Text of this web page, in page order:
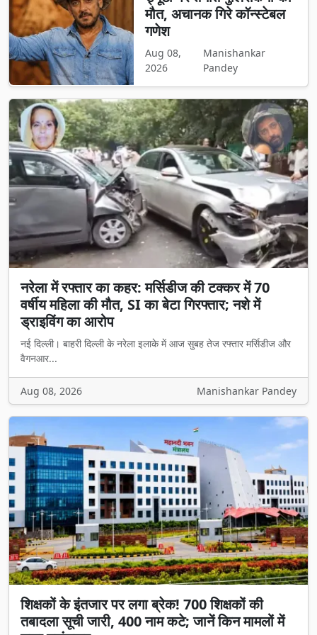
मौत, अचानक गिरे कॉन्स्टेबल
गणेश
Aug 08,
2026
Manishankar
Pandey
नरेला में रफ्तार का कहर: मर्सिडीज की टक्कर में 70
वर्षीय महिला की मौत, SI का बेटा गिरफ्तार; नशे में
ड्राइविंग का आरोप
नई दिल्ली। बाहरी दिल्ली के नरेला इलाके में आज सुबह तेज रफ्तार मर्सिडीज और
वैगनआर...
Aug 08, 2026 Manishankar Pandey
शिक्षकों के इंतजार पर लगा ब्रेक! 700 शिक्षकों की
तबादला सूची जारी, 400 नाम कटे; जानें किन मामलों में